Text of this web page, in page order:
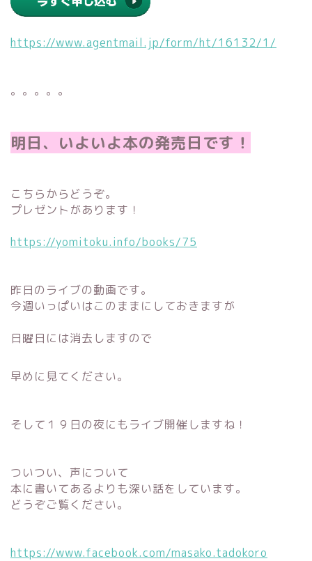
https://www.agentmail.jp/form/ht/16132/1/
。。。。。
明日、いよいよ本の発売日です！
こちらからどうぞ。
プレゼントがあります！
https://yomitoku.info/books/75
昨日のライブの動画です。
今週いっぱいはこのままにしておきますが
日曜日には消去しますので
早めに見てください。
そして１９日の夜にもライブ開催しますね！
ついつい、声について
本に書いてあるよりも深い話をしています。
どうぞご覧ください。
https://www.facebook.com/masako.tadokoro